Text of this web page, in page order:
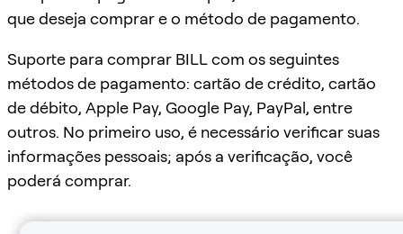
que deseja comprar e o método de pagamento.
Suporte para comprar BILL com os seguintes
métodos de pagamento: cartão de crédito, cartão
de débito, Apple Pay, Google Pay, PayPal, entre
outros. No primeiro uso, é necessário verificar suas
informações pessoais; após a verificação, você
poderá comprar.